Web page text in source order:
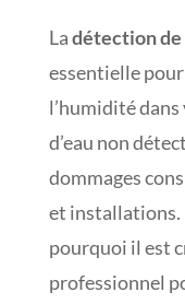
Ladétection de
essentielle
l’humidité
d’eau non
dommages
et installations.
pourquoi il est
professionnel